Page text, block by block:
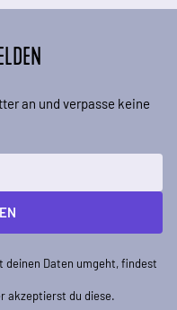
an und verpasse keine
deinen Daten umgeht, findest
akzeptierst du diese.